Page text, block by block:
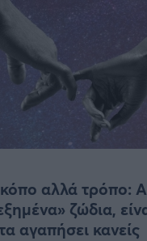
αλλά τρόπο:
ζώδια,
αγαπήσει κανείς